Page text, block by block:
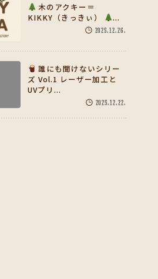
木のアクキー＝
KIKKY（きっきぃ）
...
2025.12.26.
誰にも聞けないシリー
ズ Vol.1 レーザー加工と
UVプリ...
2025.12.22.